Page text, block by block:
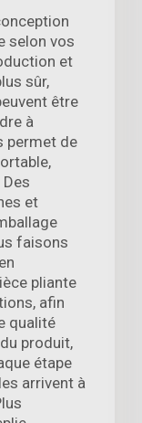
selon vos
et
sûr,
être
à
permet de
et
faisons
pliante
afin
qualité
produit,
étape
arrivent à